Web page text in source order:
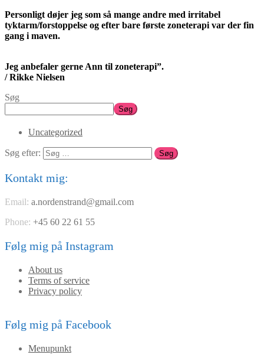
Personligt døjer jeg som så mange andre med irritabel
tyktarm/forstoppelse og efter bare første zoneterapi var der fin
gang i maven.
Jeg anbefaler gerne Ann til zoneterapi”.
/ Rikke Nielsen
Søg
Søg
Uncategorized
Søg efter:
Kontakt mig:
Email: a.nordenstrand@gmail.com
Phone: +45 60 22 61 55
Følg mig på Instagram
About us
Terms of service
Privacy policy
Følg mig på Facebook
Menupunkt